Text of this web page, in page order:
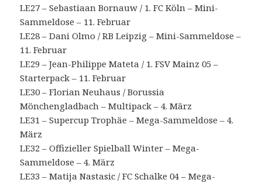
LE27 – Sebastiaan Bornauw / 1. FC Köln – Mini-
Sammeldose – 11. Februar
LE28 – Dani Olmo / RB Leipzig – Mini-Sammeldose –
11. Februar
LE29 – Jean-Philippe Mateta / 1. FSV Mainz 05 –
Starterpack – 11. Februar
LE30 – Florian Neuhaus / Borussia
Mönchengladbach – Multipack – 4. März
LE31 – Supercup Trophäe – Mega-Sammeldose – 4.
März
LE32 – Offizieller Spielball Winter – Mega-
Sammeldose – 4. März
LE33 – Matija Nastasic / FC Schalke 04 – Mega-